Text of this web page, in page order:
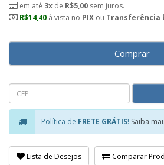
em até 3x de R$5,00 sem juros.
R$14,40 à vista no PIX ou Transferência
Comprar
Política de FRETE GRÁTIS! Saiba
Lista de Desejos Comparar